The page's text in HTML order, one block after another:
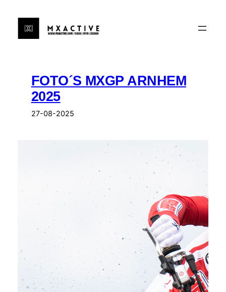
naar
FOTO´S MXGP ARNHEM
2025
27-08-2025